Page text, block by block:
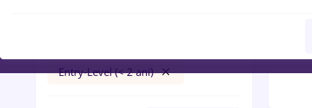
Entry-Level (< 2 ani)